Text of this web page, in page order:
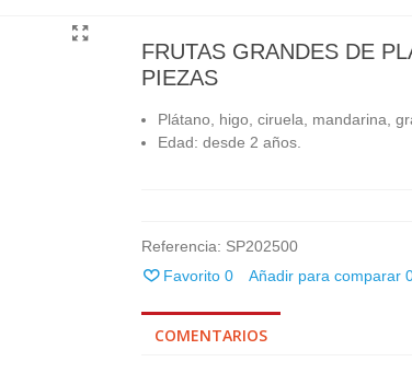
FRUTAS GRANDES DE
PIEZAS
Plátano, higo, ciruela, mandarina,
Edad: desde 2 años.
Referencia: SP202500
Favorito 0 Añadir para comparar
COMENTARIOS